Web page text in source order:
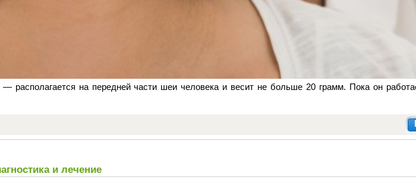
на передней части шеи человека и весит не больше 20 грамм. Пока он
и лечение